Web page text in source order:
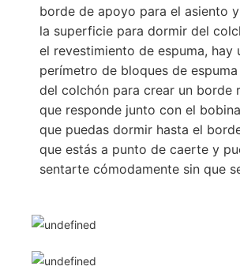
borde de apoyo para el asiento
la superficie para dormir del
el revestimiento de espuma, hay
perímetro de bloques de
del colchón para crear un borde
que responde junto con el
que puedas dormir hasta el
que estás a punto de caerte y
sentarte cómodamente sin que